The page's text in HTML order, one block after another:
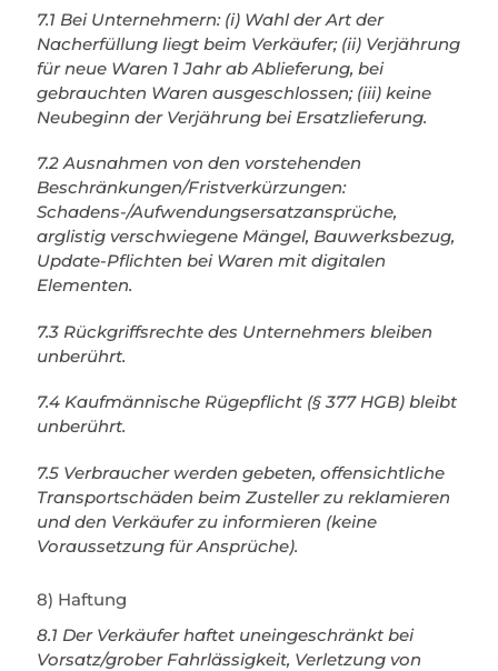
7.1 Bei Unternehmern: (i) Wahl der Art der
Nacherfüllung liegt beim Verkäufer; (ii) Verjährung
für neue Waren 1 Jahr ab Ablieferung, bei
gebrauchten Waren ausgeschlossen; (iii) keine
Neubeginn der Verjährung bei Ersatzlieferung.
7.2 Ausnahmen von den vorstehenden
Beschränkungen/Fristverkürzungen:
Schadens-/Aufwendungsersatzansprüche,
arglistig verschwiegene Mängel, Bauwerksbezug,
Update-Pflichten bei Waren mit digitalen
Elementen.
7.3 Rückgriffsrechte des Unternehmers bleiben
unberührt.
7.4 Kaufmännische Rügepflicht (§ 377 HGB) bleibt
unberührt.
7.5 Verbraucher werden gebeten, offensichtliche
Transportschäden beim Zusteller zu reklamieren
und den Verkäufer zu informieren (keine
Voraussetzung für Ansprüche).
8) Haftung
8.1 Der Verkäufer haftet uneingeschränkt bei
Vorsatz/grober Fahrlässigkeit, Verletzung von